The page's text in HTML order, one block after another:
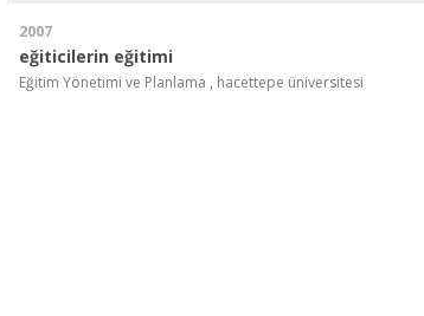
2007
eğiticilerin eğitimi
Eğitim Yönetimi ve Planlama , hacettepe üniversitesi